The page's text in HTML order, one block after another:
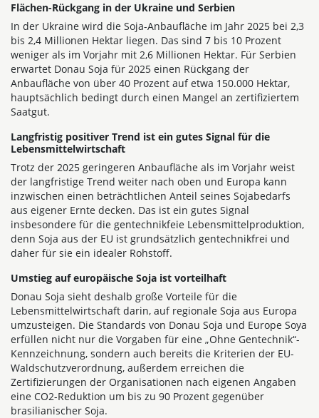
Flächen-Rückgang in der Ukraine und Serbien
In der Ukraine wird die Soja-Anbaufläche im Jahr 2025 bei 2,3
bis 2,4 Millionen Hektar liegen. Das sind 7 bis 10 Prozent
weniger als im Vorjahr mit 2,6 Millionen Hektar. Für Serbien
erwartet Donau Soja für 2025 einen Rückgang der
Anbaufläche von über 40 Prozent auf etwa 150.000 Hektar,
hauptsächlich bedingt durch einen Mangel an zertifiziertem
Saatgut.
Langfristig positiver Trend ist ein gutes Signal für die
Lebensmittelwirtschaft
Trotz der 2025 geringeren Anbaufläche als im Vorjahr weist
der langfristige Trend weiter nach oben und Europa kann
inzwischen einen beträchtlichen Anteil seines Sojabedarfs
aus eigener Ernte decken. Das ist ein gutes Signal
insbesondere für die gentechnikfeie Lebensmittelproduktion,
denn Soja aus der EU ist grundsätzlich gentechnikfrei und
daher für sie ein idealer Rohstoff.
Umstieg auf europäische Soja ist vorteilhaft
Donau Soja sieht deshalb große Vorteile für die
Lebensmittelwirtschaft darin, auf regionale Soja aus Europa
umzusteigen. Die Standards von Donau Soja und Europe Soya
erfüllen nicht nur die Vorgaben für eine „Ohne Gentechnik“-
Kennzeichnung, sondern auch bereits die Kriterien der EU-
Waldschutzverordnung, außerdem erreichen die
Zertifizierungen der Organisationen nach eigenen Angaben
eine CO2-Reduktion um bis zu 90 Prozent gegenüber
brasilianischer Soja.